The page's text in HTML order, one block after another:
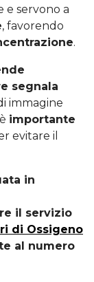
e servono a
, favorendo
.
segnala
immagine
importante
evitare il
in
il servizio
di Ossigeno
al numero